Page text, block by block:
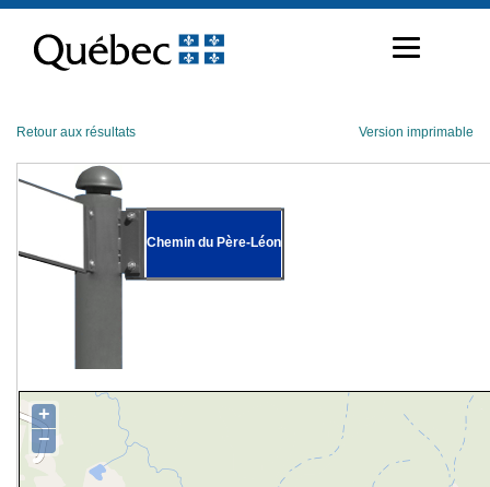
contenu
Retour aux résultats Version imprimable
Chemin du Père-Léon
+
−